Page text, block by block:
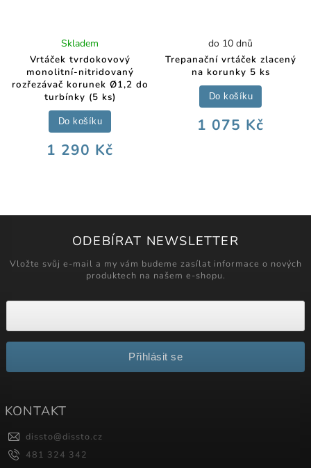
Vrtáček tvrdokovový
monolitní-nitridovaný
rozřezávač korunek Ø1,2 do
turbínky (5 ks)
Skladem
1 290 Kč
Do košíku
Trepanační vrtáček zlacený
na korunky 5 ks
do 10 dnů
1 075 Kč
Do košíku
ODEBÍRAT NEWSLETTER
Vložte svůj e-mail a my vám budeme zasílat informace o nových
produktech na našem e-shopu.
Přihlásit se
KONTAKT
dissto@dissto.cz
481 324 342